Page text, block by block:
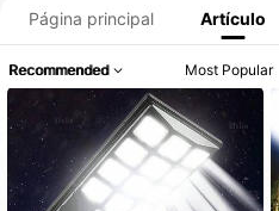
Página principal Artículo
Recommended Most Popular